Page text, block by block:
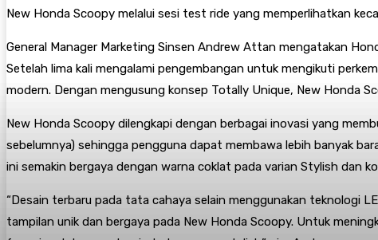
New Honda Scoopy melalui sesi test ride yang memperlihatkan
General Manager Marketing Sinsen Andrew Attan mengatakan
Setelah lima kali mengalami pengembangan untuk mengikuti
modern. Dengan mengusung konsep Totally Unique, New Honda
New Honda Scoopy dilengkapi dengan berbagai inovasi yang
sebelumnya) sehingga pengguna dapat membawa lebih banyak
ini semakin bergaya dengan warna coklat pada varian Stylish dan
“Desain terbaru pada tata cahaya selain menggunakan teknologi
tampilan unik dan bergaya pada New Honda Scoopy. Untuk